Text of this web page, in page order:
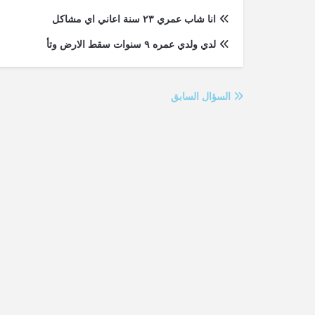
انا شاب عمري ٢٣ سنة اعاني اي مشاكل
لدي ولدي عمره ٩ سنوات سقط الارض وتأ
السؤال السابق